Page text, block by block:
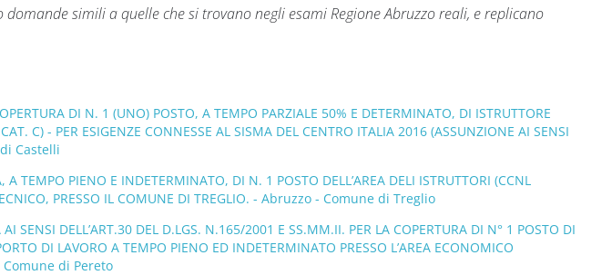
simili a quelle che si trovano negli esami Regione Abruzzo reali, e replicano
DI N. 1 (UNO) POSTO, A TEMPO PARZIALE 50% E DETERMINATO, DI ISTRUTTORE
C) - PER ESIGENZE CONNESSE AL SISMA DEL CENTRO ITALIA 2016 (ASSUNZIONE AI SENSI
Castelli
TEMPO PIENO E INDETERMINATO, DI N. 1 POSTO DELL’AREA DELI ISTRUTTORI (CCNL
PRESSO IL COMUNE DI TREGLIO. - Abruzzo - Comune di Treglio
SENSI DELL’ART.30 DEL D.LGS. N.165/2001 E SS.MM.II. PER LA COPERTURA DI N° 1 POSTO DI
DI LAVORO A TEMPO PIENO ED INDETERMINATO PRESSO L’AREA ECONOMICO
Comune di Pereto